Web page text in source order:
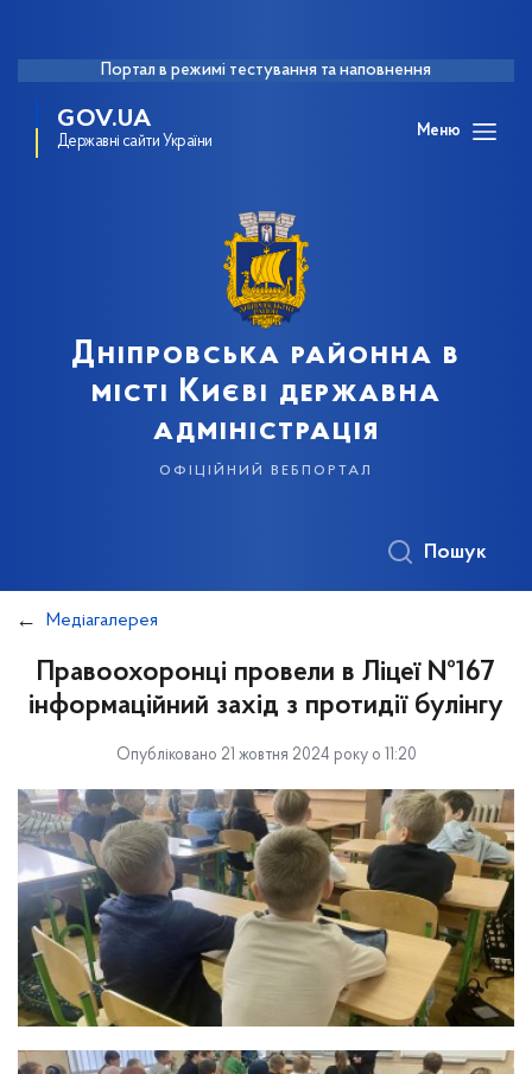
Портал в режимі тестування та наповнення
GOV.UA
Державні сайти України
Меню
Дніпровська районна в
місті Києві державна
адміністрація
офіційний вебпортал
Пошук
Медіагалерея
Правоохоронці провели в Ліцеї №167
інформаційний захід з протидії булінгу
Опубліковано 21 жовтня 2024 року о 11:20